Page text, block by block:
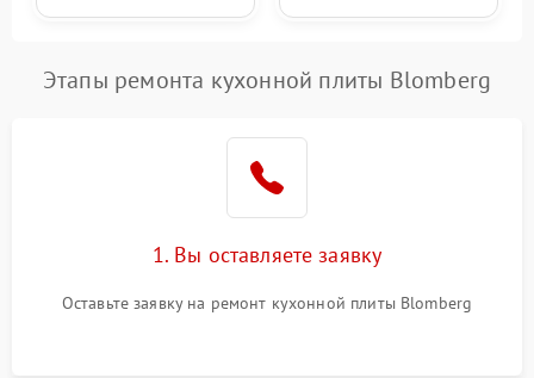
Этапы ремонта кухонной плиты Blomberg
1. Вы оставляете заявку
Оставьте заявку на ремонт кухонной плиты Blomberg